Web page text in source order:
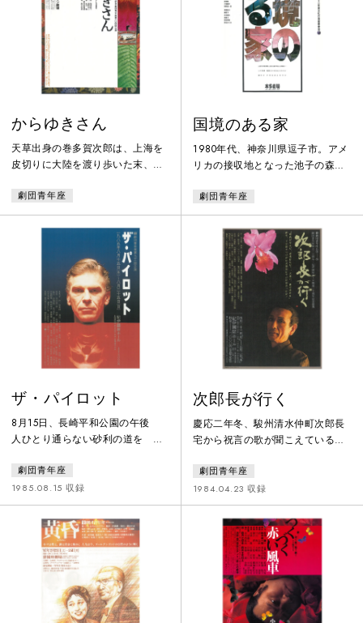
終戦をむかえても亜也子の戦いは
益々困難をきわめていく。そして
日はめぐり、大晦日。ささやかな
餅つきの場に、戦死したはずの清
三郎が
が勝つと思う？など呑気な話をし
ている。二人にとって戦争といえ
ば第二次世界大戦の思い出だけで
核戦争の実感は少しもないが、政
からゆきさん
天草出身の巻多賀次郎は、上海を
皮切りに大陸を渡り歩いた末、シ
「二十六番館」の主人となった。
時は日露戦争前夜、多賀次郎と
「からゆきさん」たちは、強い愛
国心のもと、遠く離れた祖国と家
族のために仕送りに精を出してい
る。ついに日本は日露戦争に勝利
した。しかし、時代は、彼らの思
いとは反対の方向に流れ出す―。
劇団青年座
国境のある家
1980年代、神奈川県逗子市。アメ
リカの接収地となった池子の森を
民は賛成派と反対派に割れてい
た。政治に無関心を装い趣味に没
頭する夫と、基地建設反対運動に
奔走する妻。明治生まれの祖父と
祖母、ＯＬの娘と浪人中の息子。
日々の生活を平穏に過ごしている
はずだった。しかしある日、ある
告白をきっかけに、三世代が同居
する家族の中で平和の均衡が崩
れ、国境線が引かれていく。
劇団青年座
ザ・パイロット
8月15日、長崎平和公園の午後
人ひとり通らない砂利の道を 太
爆音、海鳴り、そして、あの雲
あのあと 美しい色と形の雲を見
た者は生きのこったそしてー真夏
の昼下がり 原爆を投下したパイ
ロット アメリカの英雄 その人
が長崎に出現した 心を病む男…
彼はいったい何を求め この地に
やってきたのだろうか―「ザ・パ
イロット」はことしの夏の物語で
あるこの舞台で起きるすべての事
劇団青年座
1985.08.15 収録
次郎長が行く
慶応二年冬、駿州清水仲町次郎長
宅から祝言の歌が聞こえている
州黒駒一党の不穏な動きを告げ
る。次いで現れた新徴組取締役山
岡鉄太郎が徳川の為に一肌ぬげと
次郎長を口説くがはねつけられ
る。婚礼の夜は一転血しぶき散る
修羅場となった。宿敵の出入は多
数の死者を出して一旦おさまる
が、次郎長の怒りはやがて伊勢荒
神山の決闘へと発展する。喧嘩出
入りに明け暮れる次郎長だが、時
劇団青年座
1984.04.23 収録